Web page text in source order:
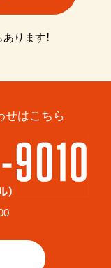
ります！
せはこちら